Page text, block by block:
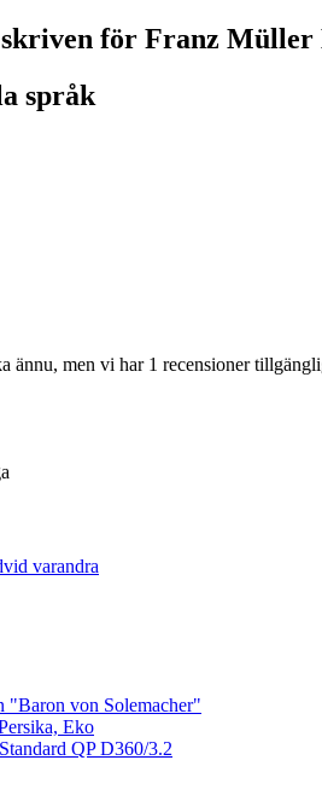
skriven för Franz
språk
ännu, men vi har 1 recensioner
varandra
"Baron von Solemacher"
Eko
QP D360/3.2